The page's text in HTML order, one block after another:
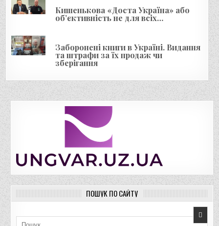
Кишенькова «Доста Україна» або
об’єктивність не для всіх…
Заборонені книги в Україні. Видання
та штрафи за їх продаж чи
зберігання
ПОШУК ПО САЙТУ